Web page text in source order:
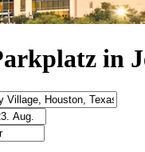
in